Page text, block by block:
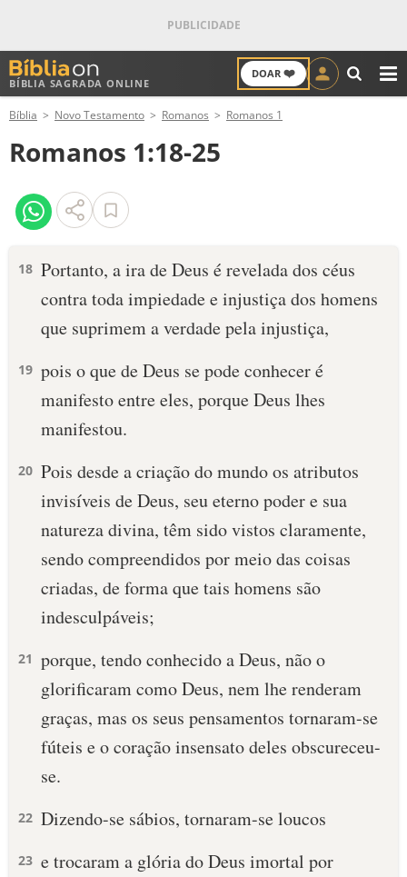
BÍBLIA SAGRADA ONLINE
DOAR ❤️
ANTIGO TESTAMENTO
NOVO TESTAMENTO
VERSÍCULOS
PALAVRA DO DIA
DEVOCIONAL DIÁRIO
10 MANDAMENTOS
ESBOÇOS DE PREGAÇÃO
TEMAS
PERGUNTE À BÍBLIA
TERMO BÍBLICO
QUEM SOMOS
Bíblia Novo Testamento Romanos Romanos 1
Romanos 1:18-25
18 Portanto, a ira de Deus é revelada dos céus
contra toda impiedade e injustiça dos homens
que suprimem a verdade pela injustiça,
19 pois o que de Deus se pode conhecer é
manifesto entre eles, porque Deus lhes
manifestou.
20 Pois desde a criação do mundo os atributos
invisíveis de Deus, seu eterno poder e sua
natureza divina, têm sido vistos claramente,
sendo compreendidos por meio das coisas
criadas, de forma que tais homens são
indesculpáveis;
21 porque, tendo conhecido a Deus, não o
glorificaram como Deus, nem lhe renderam
graças, mas os seus pensamentos tornaram-se
fúteis e o coração insensato deles obscureceu-
se.
22 Dizendo-se sábios, tornaram-se loucos
23 e trocaram a glória do Deus imortal por